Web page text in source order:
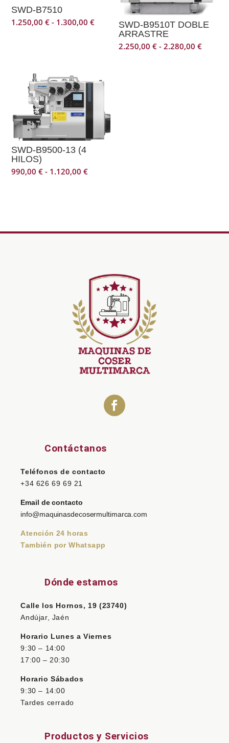
SWD-B7510
1.250,00€ - 1.300,00€Rango
precios:
1.250,00 €
SWD-B9510T DOBLE
ARRASTRE
2.250,00€ - 2.280,00€Rango
SWD-B9500-13 (4
HILOS)
990,00€ - 1.120,00€Rango
Contáctanos
Teléfonos de contacto
+34 626 69 69 21
Email de contacto
info@maquinasdecosermultimarca.com
Atención 24 horas
También por Whatsapp
Dónde estamos
Calle los Hornos, 19 (23740)
Andújar, Jaén
Horario Lunes a Viernes
9:30 – 14:00
17:00 – 20:30
Horario Sábados
9:30 – 14:00
Tardes cerrado
Productos y Servicios